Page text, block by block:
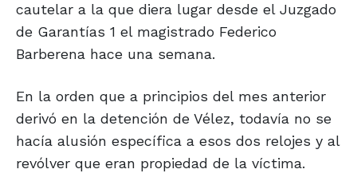
cautelar a la que diera lugar desde el Juzgado
de Garantías 1 el magistrado Federico
Barberena hace una semana.
En la orden que a principios del mes anterior
derivó en la detención de Vélez, todavía no se
hacía alusión específica a esos dos relojes y al
revólver que eran propiedad de la víctima.